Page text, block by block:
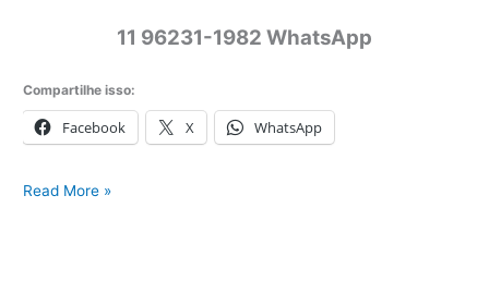
11 96231-1982 WhatsApp
Compartilhe isso:
Facebook X WhatsApp
Springer
Read More »